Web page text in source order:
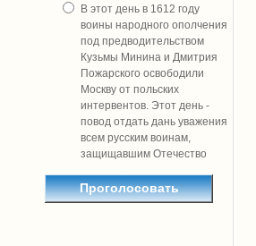
В этот день в 1612 году
воины народного ополчения
под предводительством
Кузьмы Минина и Дмитрия
Пожарского освободили
Москву от польских
интервентов. Этот день -
повод отдать дань уважения
всем русским воинам,
защищавшим Отечество